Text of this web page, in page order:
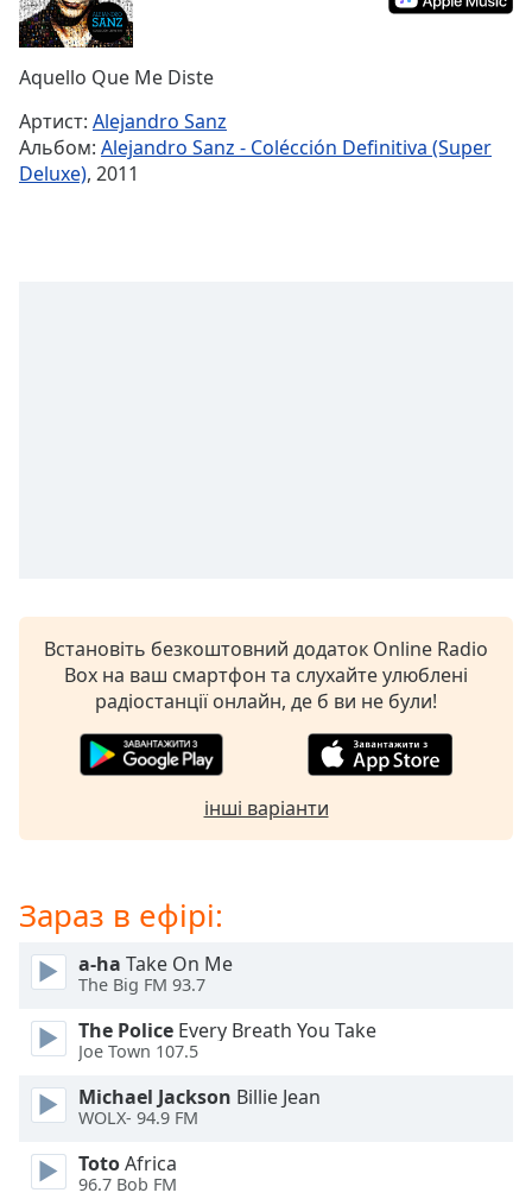
Time-
Playback
Rate
off,
selected
Picture
modal
window.
Beginning
dialog
window.
Escape
Aquello Que Me Diste
Артист: Alejandro Sanz
Альбом: Alejandro Sanz - Colécción Definitiva (Super
Deluxe), 2011
Встановіть безкоштовний додаток Online Radio
Box на ваш смартфон та слухайте улюблені
радіостанції онлайн, де б ви не були!
інші варіанти
Зараз в ефірі:
a-ha Take On Me
The Big FM 93.7
The Police Every Breath You Take
Joe Town 107.5
Michael Jackson Billie Jean
WOLX- 94.9 FM
TotoAfrica
96.7 Bob FM